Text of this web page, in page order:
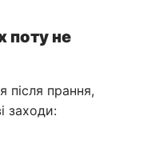
поту не
після прання,
заходи: